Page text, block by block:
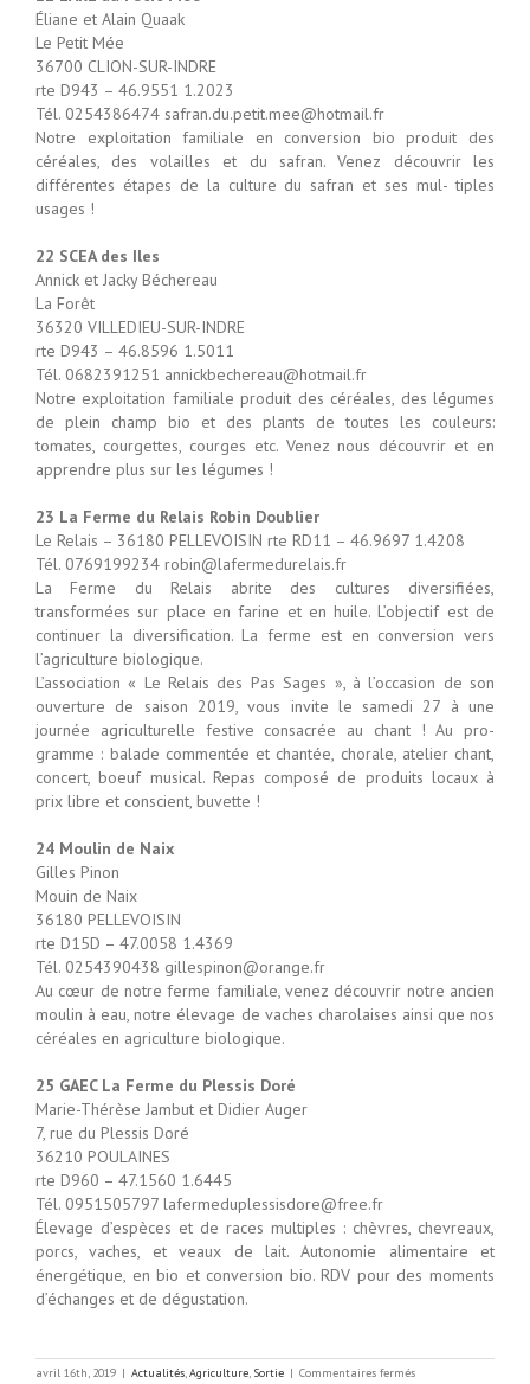
Éliane et Alain Quaak
Le Petit Mée
36700 CLION-SUR-INDRE
rte D943 – 46.9551 1.2023
Tél. 0254386474 safran.du.petit.mee@hotmail.fr
Notre exploitation familiale en conversion bio produit des
céréales, des volailles et du safran. Venez découvrir les
différentes étapes de la culture du safran et ses mul- tiples
usages !
22 SCEA des Iles
Annick et Jacky Béchereau
La Forêt
36320 VILLEDIEU-SUR-INDRE
rte D943 – 46.8596 1.5011
Tél. 0682391251 annickbechereau@hotmail.fr
Notre exploitation familiale produit des céréales, des légumes
de plein champ bio et des plants de toutes les couleurs:
tomates, courgettes, courges etc. Venez nous découvrir et en
apprendre plus sur les légumes !
23 La Ferme du Relais Robin Doublier
Le Relais – 36180 PELLEVOISIN rte RD11 – 46.9697 1.4208
Tél. 0769199234 robin@lafermedurelais.fr
La Ferme du Relais abrite des cultures diversifiées,
transformées sur place en farine et en huile. L’objectif est de
continuer la diversification. La ferme est en conversion vers
l’agriculture biologique.
L’association « Le Relais des Pas Sages », à l’occasion de son
ouverture de saison 2019, vous invite le samedi 27 à une
journée agriculturelle festive consacrée au chant ! Au pro­
gramme : balade commentée et chantée, chorale, atelier chant,
concert, boeuf musical. Repas composé de produits locaux à
prix libre et conscient, buvette !
24 Moulin de Naix
Gilles Pinon
Mouin de Naix
36180 PELLEVOISIN
rte D15D – 47.0058 1.4369
Tél. 0254390438 gillespinon@orange.fr
Au cœur de notre ferme familiale, venez découvrir notre ancien
moulin à eau, notre élevage de vaches charolaises ainsi que nos
céréales en agriculture biologique.
25 GAEC La Ferme du Plessis Doré
Marie-Thérèse Jambut et Didier Auger
7, rue du Plessis Doré
36210 POULAINES
rte D960 – 47.1560 1.6445
Tél. 0951505797 lafermeduplessisdore@free.fr
Élevage d’espèces et de races multiples : chèvres, chevreaux,
porcs, vaches, et veaux de lait. Autonomie alimentaire et
énergétique, en bio et conversion bio. RDV pour des moments
d’échanges et de dégustation.
avril 16th, 2019 | Actualités,Agriculture, Sortie | Commentaires ferméssur